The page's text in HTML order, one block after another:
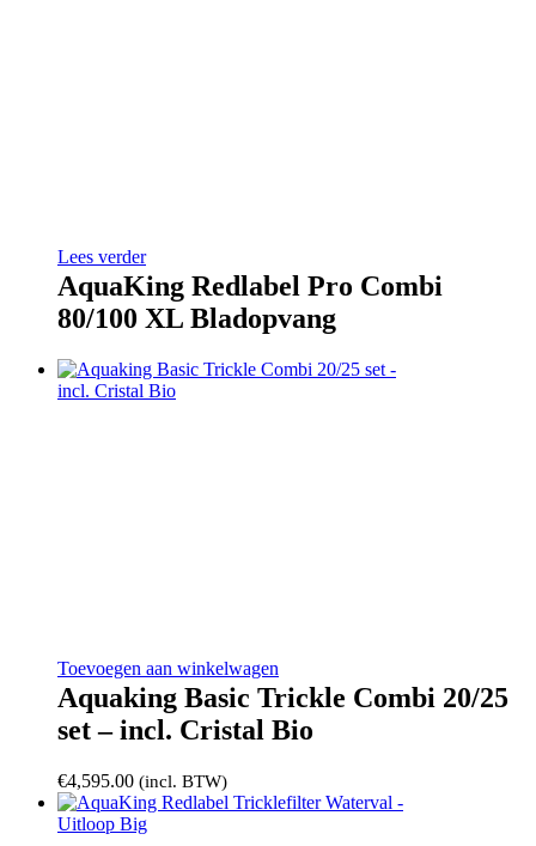
Lees verder
AquaKing Redlabel Pro Combi
80/100 XL Bladopvang
Toevoegen aan winkelwagen
Aquaking Basic Trickle Combi 20/25
set – incl. Cristal Bio
€4,595.00 (incl. BTW)